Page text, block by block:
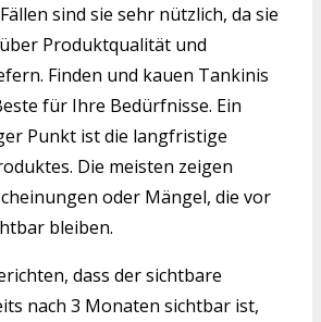
sind sie sehr nützlich, da sie
Produktqualität und
Finden und kauen Tankinis
für Ihre Bedürfnisse. Ein
Punkt ist die langfristige
Die meisten zeigen
oder Mängel, die vor
bleiben.
dass der sichtbare
nach 3 Monaten sichtbar ist,